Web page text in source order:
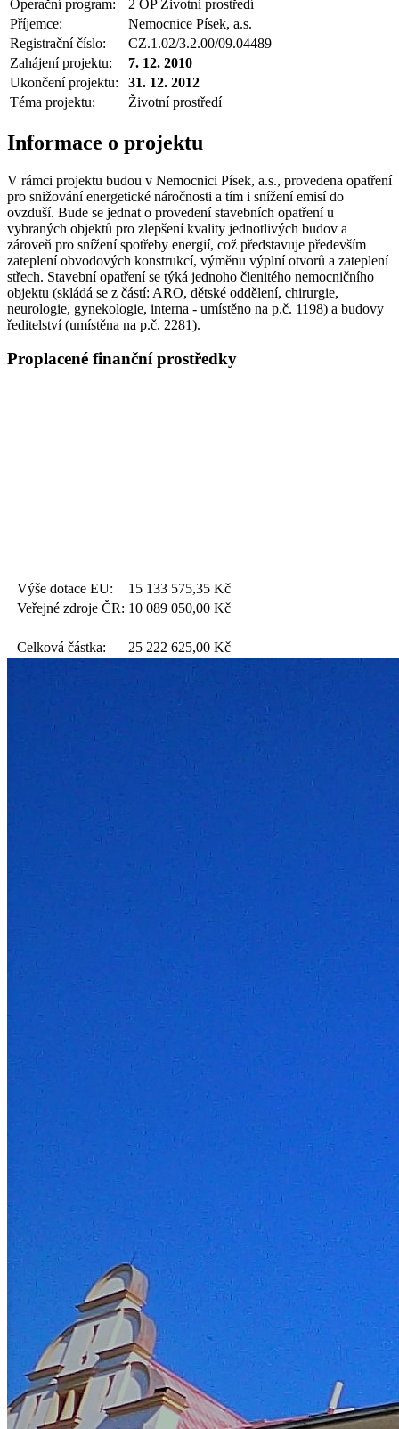
Operační program:
2 OP Životní prostředí
Příjemce:
Nemocnice Písek, a.s.
Registrační číslo:
CZ.1.02/3.2.00/09.04489
Zahájení projektu:
7. 12. 2010
Ukončení projektu:
31. 12. 2012
Téma projektu:
Životní prostředí
Informace o projektu
V rámci projektu budou v Nemocnici Písek, a.s., provedena opatření
pro snižování energetické náročnosti a tím i snížení emisí do
ovzduší. Bude se jednat o provedení stavebních opatření u
vybraných objektů pro zlepšení kvality jednotlivých budov a
zároveň pro snížení spotřeby energií, což představuje především
zateplení obvodových konstrukcí, výměnu výplní otvorů a zateplení
střech. Stavební opatření se týká jednoho členitého nemocničního
objektu (skládá se z částí: ARO, dětské oddělení, chirurgie,
neurologie, gynekologie, interna - umístěno na p.č. 1198) a budovy
ředitelství (umístěna na p.č. 2281).
Proplacené finanční prostředky
Výše dotace EU: 15 133 575,35 Kč
Veřejné zdroje ČR: 10 089 050,00 Kč
Celková částka: 25 222 625,00 Kč